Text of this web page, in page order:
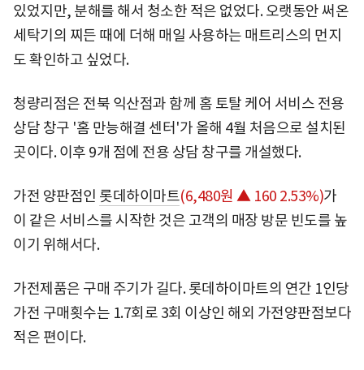
있었지만, 분해를 해서 청소한 적은 없었다. 오랫동안 써온
세탁기의 찌든 때에 더해 매일 사용하는 매트리스의 먼지
도 확인하고 싶었다.
청량리점은 전북 익산점과 함께 홈 토탈 케어 서비스 전용
상담 창구 '홈 만능해결 센터'가 올해 4월 처음으로 설치된
곳이다. 이후 9개 점에 전용 상담 창구를 개설했다.
가전 양판점인 롯데하이마트(6,480원 ▲ 160 2.53%)가
이 같은 서비스를 시작한 것은 고객의 매장 방문 빈도를 높
이기 위해서다.
가전제품은 구매 주기가 길다. 롯데하이마트의 연간 1인당
가전 구매횟수는 1.7회로 3회 이상인 해외 가전양판점보다
적은 편이다.